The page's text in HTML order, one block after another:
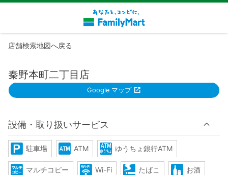
店舗検索地図へ戻る
秦野本町二丁目店
Google マップ
設備・取り扱いサービス
駐車場 ATM ゆうちょ銀行ATM
マルチコピー Wi-Fi たばこ お酒